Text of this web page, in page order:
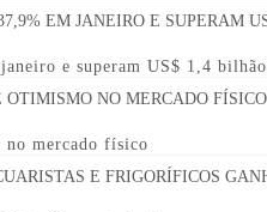
e superam US$ 1,4 bilhão
no mercado físico